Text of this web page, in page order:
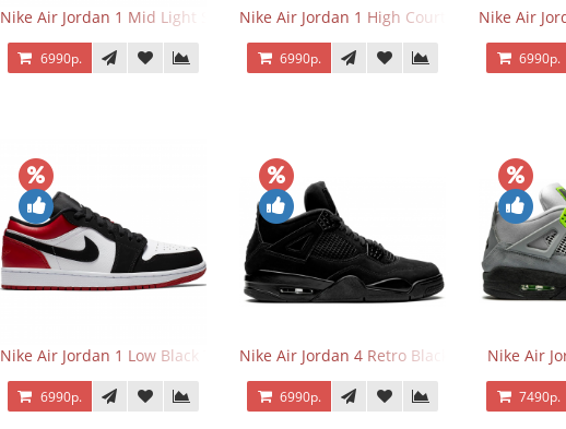
Nike Air Jordan 1 Mid Light Smoke Grey
6990р.
Nike Air Jordan 1 High Court Purple 2.0
6990р.
Nike Air
6990р.
Nike Air Jordan 1 Low Black Toe
6990р.
Nike Air Jordan 4 Retro Black Cat
6990р.
Nike Air
7490р.